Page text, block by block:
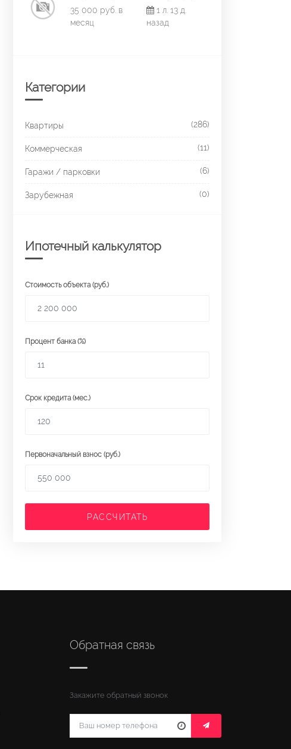
35 000 руб. в
месяц
1 л. 13 д.
назад
Категории
Квартиры (286)
Коммерческая (11)
Гаражи / парковки (6)
Зарубежная (0)
Ипотечный калькулятор
Стоимость объекта (руб.)
Процент банка (%)
Срок кредита (мес.)
Первоначальный взнос (руб.)
РАССЧИТАТЬ
Обратная связь
Закажите обратный звонок